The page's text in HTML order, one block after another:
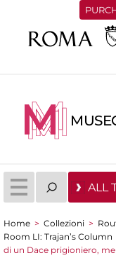
ALL
You are here
Home > Collezioni >
Room LI: Trajan’s Column
di un Dace prigioniero,